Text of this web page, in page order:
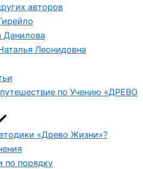
авторов
Данилова
Леонидовна
по Учению «ДРЕВО
«Древо Жизни»?
по порядку